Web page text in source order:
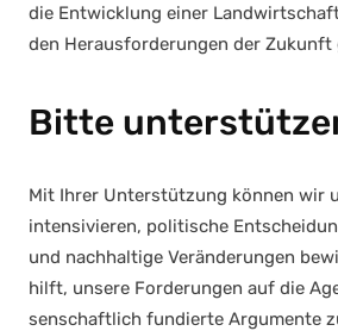
die Ent­wick­lung einer
den Her­aus­for­de­run­gen der Zukunft
Bitte
Mit Ihrer Unter­stüt­zung kön­nen wir
inten­si­vie­ren, poli­ti­sche
und nach­hal­ti­ge Ver­än­de­run­gen
hilft, unse­re For­de­run­gen auf die
sen­schaft­lich fun­dier­te Argu­men­te